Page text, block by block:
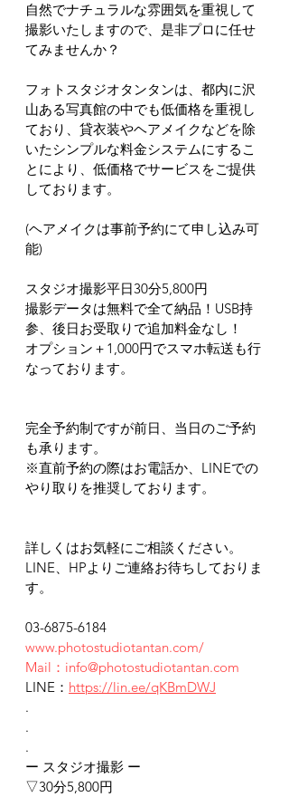
自然でナチュラルな雰囲気を重視して
撮影いたしますので、是非プロに任せ
てみませんか？
フォトスタジオタンタンは、都内に沢
山ある写真館の中でも低価格を重視し
ており、貸衣装やヘアメイクなどを除
いたシンプルな料金システムにするこ
とにより、低価格でサービスをご提供
しております。
(ヘアメイクは事前予約にて申し込み可
能)
スタジオ撮影平日30分5,800円
撮影データは無料で全て納品！USB持
参、後日お受取りで追加料金なし！
オプション＋1,000円でスマホ転送も行
なっております。
完全予約制ですが前日、当日のご予約
も承ります。
※直前予約の際はお電話か、LINEでの
やり取りを推奨しております。
詳しくはお気軽にご相談ください。
LINE、HPよりご連絡お待ちしておりま
す。
03-6875-6184
www.photostudiotantan.com/
Mail：info@photostudiotantan.com
LINE： https://lin.ee/qKBmDWJ
.
.
.
ー スタジオ撮影 ー
▽30分5,800円